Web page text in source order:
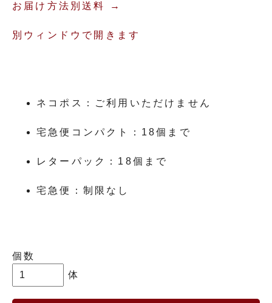
お届け方法別送料 →
別ウィンドウで開きます
ネコポス：ご利用いただけません
宅急便コンパクト：18個まで
レターパック：18個まで
宅急便：制限なし
個数
体